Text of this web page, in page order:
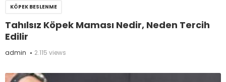
KÖPEK BESLENME
Tahılsız Köpek Maması Nedir, Neden Tercih
Edilir
admin 2.115 views